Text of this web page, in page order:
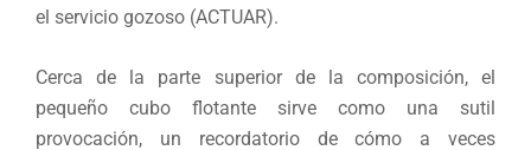
el servicio gozoso (ACTUAR).
Cerca de la parte superior de la composición, el
pequeño cubo flotante sirve como una sutil
provocación, un recordatorio de cómo a veces